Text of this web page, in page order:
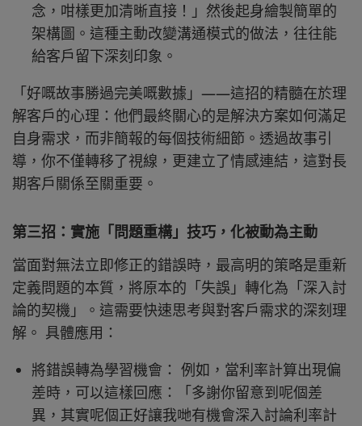
念，咁樣更加清晰直接！」然後起身繪製簡單的
架構圖。這種主動改變溝通模式的做法，往往能
給客戶留下深刻印象。
「好嘅故事勝過完美嘅數據」——這招的精髓在於理
解客戶的心理：他們最終關心的是解決方案如何滿足
自身需求，而非簡報的每個技術細節。透過故事引
導，你不僅轉移了視線，更建立了情感連結，這對長
期客戶關係至關重要。
第三招：實施「問題重構」技巧，化被動為主動
當面對無法立即修正的錯誤時，最高明的策略是重新
定義問題的本質，將原本的「失誤」轉化為「深入討
論的契機」。這需要快速思考與對客戶需求的深刻理
解。 具體應用：
將錯誤轉為學習機會： 例如，當利率計算出現偏
差時，可以這樣回應：「多謝你留意到呢個差
異，其實呢個正好讓我哋有機會深入討論利率計